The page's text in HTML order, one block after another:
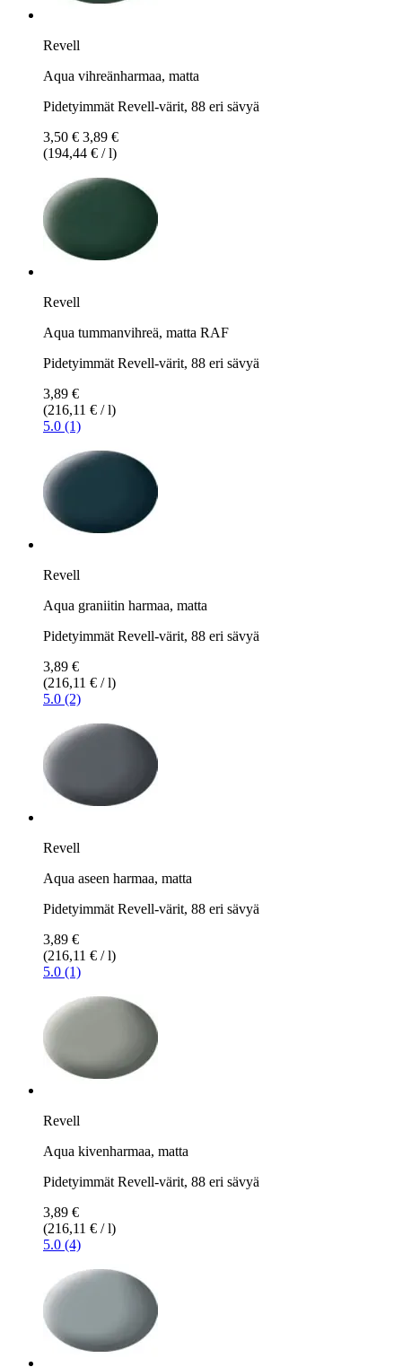
Revell
Aqua vihreänharmaa, matta
Pidetyimmät Revell-värit, 88 eri sävyä
3,50 € 3,89 €
(194,44 € / l)
Revell
Aqua tummanvihreä, matta RAF
Pidetyimmät Revell-värit, 88 eri sävyä
3,89 €
(216,11 € / l)
5.0 (1)
Revell
Aqua graniitin harmaa, matta
Pidetyimmät Revell-värit, 88 eri sävyä
3,89 €
(216,11 € / l)
5.0 (2)
Revell
Aqua aseen harmaa, matta
Pidetyimmät Revell-värit, 88 eri sävyä
3,89 €
(216,11 € / l)
5.0 (1)
Revell
Aqua kivenharmaa, matta
Pidetyimmät Revell-värit, 88 eri sävyä
3,89 €
(216,11 € / l)
5.0 (4)